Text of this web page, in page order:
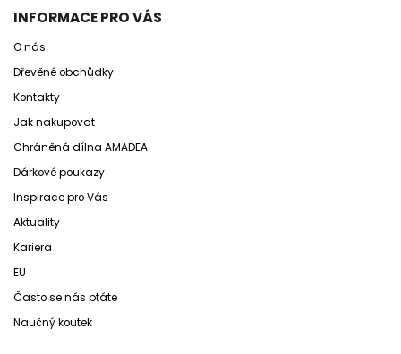
INFORMACE PRO VÁS
O nás
Dřevěné obchůdky
Kontakty
Jak nakupovat
Chráněná dílna AMADEA
Dárkové poukazy
Inspirace pro Vás
Aktuality
Kariera
EU
Často se nás ptáte
Naučný koutek